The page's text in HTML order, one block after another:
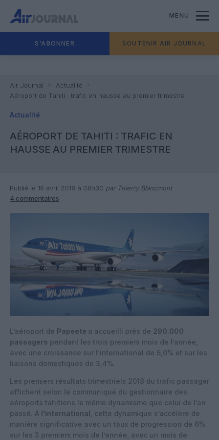
MENU
S'ABONNER SOUTENIR AIR JOURNAL
Air Journal
Actualité
Aéroport de Tahiti : trafic en hausse au premier trimestre
Actualité
AÉROPORT DE TAHITI : TRAFIC EN
HAUSSE AU PREMIER TRIMESTRE
Publié le 16 avril 2018 à 08h30 par Thierry Blancmont
4 commentaires
L’aéroport de Papeete a accueilli près de 290.000
passagers pendant les trois premiers mois de l’année,
avec une croissance sur l’international de 6,0% et sur les
liaisons domestiques de 3,4%.
Les premiers résultats trimestriels 2018 du trafic passager
affichent selon le communiqué du gestionnaire des
aéroports tahitiens le même dynamisme que celui de l’an
passé. A l’international , cette dynamique s’accélère de
manière significative avec un taux de progression de 6%
sur les 3 premiers mois de l’année, avec un mois de